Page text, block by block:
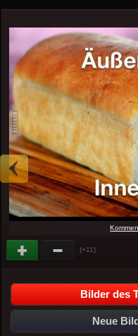
(+11)
Bilder des
Neue